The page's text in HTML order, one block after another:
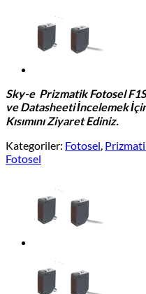
Sky-e Prizmatik Fotosel
ve Datasheeti İncelemek
Kısımını Ziyaret Ediniz.
Kategoriler: Fotosel,
Fotosel